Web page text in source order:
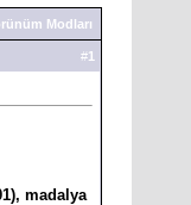
Modları
#1
madalya